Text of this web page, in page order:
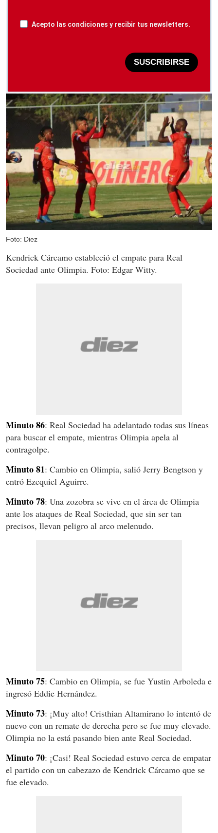
Acepto las condiciones y recibir tus newsletters.
SUSCRIBIRSE
Foto: Diez
Kendrick Cárcamo estableció el empate para Real
Sociedad ante Olimpia. Foto: Edgar Witty.
Minuto 86: Real Sociedad ha adelantado todas sus líneas
para buscar el empate, mientras Olimpia apela al
contragolpe.
Minuto 81: Cambio en Olimpia, salió Jerry Bengtson y
entró Ezequiel Aguirre.
Minuto 78: Una zozobra se vive en el área de Olimpia
ante los ataques de Real Sociedad, que sin ser tan
precisos, llevan peligro al arco melenudo.
Minuto 75: Cambio en Olimpia, se fue Yustin Arboleda e
ingresó Eddie Hernández.
Minuto 73: ¡Muy alto! Cristhian Altamirano lo intentó de
nuevo con un remate de derecha pero se fue muy elevado.
Olimpia no la está pasando bien ante Real Sociedad.
Minuto 70: ¡Casi! Real Sociedad estuvo cerca de empatar
el partido con un cabezazo de Kendrick Cárcamo que se
fue elevado.